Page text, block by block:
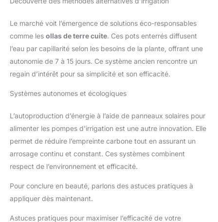
Le marché voit l’émergence de solutions éco-responsables
comme les ollas de terre cuite. Ces pots enterrés diffusent
l’eau par capillarité selon les besoins de la plante, offrant une
autonomie de 7 à 15 jours. Ce système ancien rencontre un
regain d’intérêt pour sa simplicité et son efficacité.
Systèmes autonomes et écologiques
L’autoproduction d’énergie à l’aide de panneaux solaires pour
alimenter les pompes d’irrigation est une autre innovation. Elle
permet de réduire l’empreinte carbone tout en assurant un
arrosage continu et constant. Ces systèmes combinent
respect de l’environnement et efficacité.
Pour conclure en beauté, parlons des astuces pratiques à
appliquer dès maintenant.
Astuces pratiques pour maximiser l’efficacité de votre